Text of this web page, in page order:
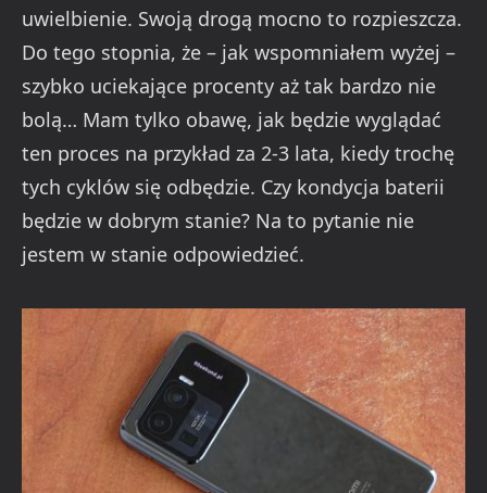
uwielbienie. Swoją drogą mocno to rozpieszcza.
Do tego stopnia, że – jak wspomniałem wyżej –
szybko uciekające procenty aż tak bardzo nie
bolą… Mam tylko obawę, jak będzie wyglądać
ten proces na przykład za 2-3 lata, kiedy trochę
tych cyklów się odbędzie. Czy kondycja baterii
będzie w dobrym stanie? Na to pytanie nie
jestem w stanie odpowiedzieć.